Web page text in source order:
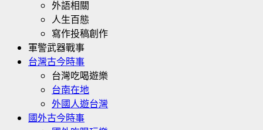
外語相關
人生百態
寫作投稿創作
軍警武器戰事
台灣古今時事
台灣吃喝遊樂
台南在地
外國人遊台灣
國外古今時事